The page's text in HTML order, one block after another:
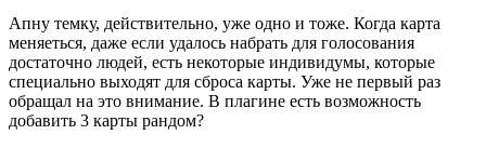
Апну темку, действительно, уже одно и тоже. Когда карта
меняеться, даже если удалось набрать для голосования
достаточно людей, есть некоторые индивидумы, которые
специально выходят для сброса карты. Уже не первый раз
обращал на это внимание. В плагине есть возможность
добавить 3 карты рандом?